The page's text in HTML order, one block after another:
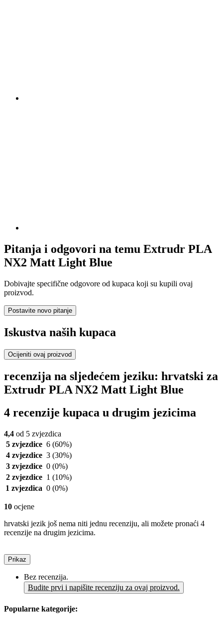
Pitanja i odgovori na temu Extrudr PLA
NX2 Matt Light Blue
Dobivajte specifične odgovore od kupaca koji su kupili ovaj
proizvod.
Postavite novo pitanje
Iskustva naših kupaca
Ocijeniti ovaj proizvod
recenzija na sljedećem jeziku: hrvatski za
Extrudr PLA NX2 Matt Light Blue
4 recenzije kupaca u drugim jezicima
4,4 od 5 zvjezdica
5 zvjezdice 6 (60%)
4 zvjezdice 3 (30%)
3 zvjezdice 0 (0%)
2 zvjezdice 1 (10%)
1 zvjezdica 0 (0%)
10 ocjene
hrvatski jezik još nema niti jednu recenziju, ali možete pronaći 4
recenzije na drugim jezicima.
Prikaz
Bez recenzija.
Budite prvi i napišite recenziju za ovaj proizvod.
Popularne kategorije: